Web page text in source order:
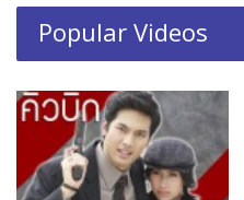
Popular Videos